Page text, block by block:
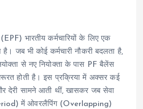
(EPF) भारतीय कर्मचारियों के लिए एक
है। जब भी कोई कर्मचारी नौकरी बदलता है,
से नए नियोक्ता के पास PF बैलेंस
होती है। इस प्रक्रिया में अक्सर कई
देरी सामने आती थीं, खासकर जब सेवा
में ओवरलैपिंग (Overlapping)